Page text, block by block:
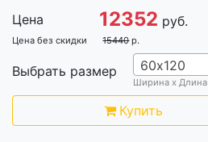
Цена 12352 руб.
Цена без скидки 15440 р.
Выбрать размер 60х120
Ширина х Длина
Купить